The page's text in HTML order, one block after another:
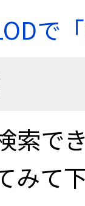
で
索で
みて